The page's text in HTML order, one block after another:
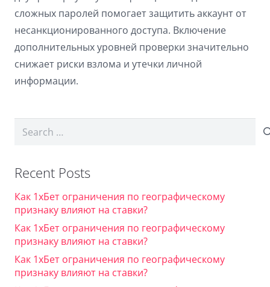
сложных паролей помогает защитить аккаунт от
несанкционированного доступа. Включение
дополнительных уровней проверки значительно
снижает риски взлома и утечки личной
информации.
Search
Recent Posts
Как 1хБет ограничения по географическому
признаку влияют на ставки?
Как 1хБет ограничения по географическому
признаку влияют на ставки?
Как 1хБет ограничения по географическому
признаку влияют на ставки?